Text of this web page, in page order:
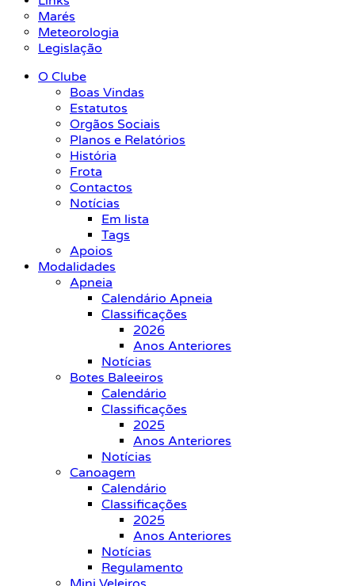
Marés
Meteorologia
Legislação
O Clube
Boas Vindas
Estatutos
Orgãos Sociais
Planos e Relatórios
História
Frota
Contactos
Notícias
Em lista
Tags
Apoios
Modalidades
Apneia
Calendário Apneia
Classificações
2026
Anos Anteriores
Notícias
Botes Baleeiros
Calendário
Classificações
2025
Anos Anteriores
Notícias
Canoagem
Calendário
Classificações
2025
Anos Anteriores
Notícias
Regulamento